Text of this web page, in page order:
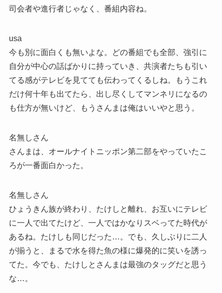
司会者や進行者じゃなく、番組内容ね。
usa
今も別に面白くも無いよな。どの番組でも全部、強引に
自分が中心の話ばかりに持っていき、共演者たちも引い
てる感がテレビを見てても伝わってくるしね。もうこれ
だけ何十年も出てたら、出し尽くしてマンネリになるの
も仕方が無いけど、もうさんまは俺はいいやと思う。
名無しさん
さんまは、オールナイトニッポン第二部をやっていたこ
ろが一番面白かった。
名無しさん
ひょうきん族が終わり、たけしと離れ、お互いにテレビ
に一人で出てたけど、一人ではかなりスベってた時代が
あるね。たけしも同じだった…。でも、久しぶりに二人
が揃うと、まるで水を得た魚の様に爆発的に笑いを誘っ
てた。今でも、たけしとさんまは最強のタッグだと思う
な…。